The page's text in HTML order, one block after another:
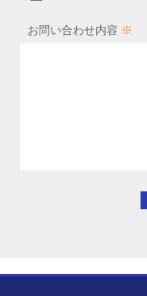
お問い合わせ内容 ※